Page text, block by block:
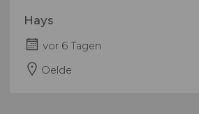
Hays
vor 6 Tagen
Oelde